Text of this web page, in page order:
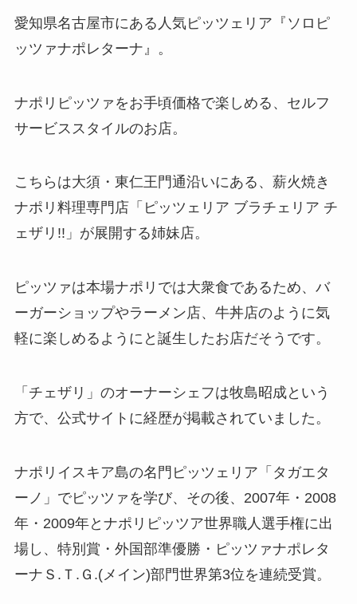
愛知県名古屋市にある人気ピッツェリア『ソロピ
ッツァナポレターナ』。
ナポリピッツァをお手頃価格で楽しめる、セルフ
サービススタイルのお店。
こちらは大須・東仁王門通沿いにある、薪火焼き
ナポリ料理専門店「ピッツェリア ブラチェリア チ
ェザリ!!」が展開する姉妹店。
ピッツァは本場ナポリでは大衆食であるため、バ
ーガーショップやラーメン店、牛丼店のように気
軽に楽しめるようにと誕生したお店だそうです。
「チェザリ」のオーナーシェフは牧島昭成という
方で、公式サイトに経歴が掲載されていました。
ナポリイスキア島の名門ピッツェリア「タガエタ
ーノ」でピッツァを学び、その後、2007年・2008
年・2009年とナポリピッツア世界職人選手権に出
場し、特別賞・外国部準優勝・ピッツァナポレタ
ーナＳ.Ｔ.Ｇ.(メイン)部門世界第3位を連続受賞。